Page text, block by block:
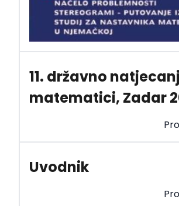
11. državno
matematici, Zadar
Uvodnik